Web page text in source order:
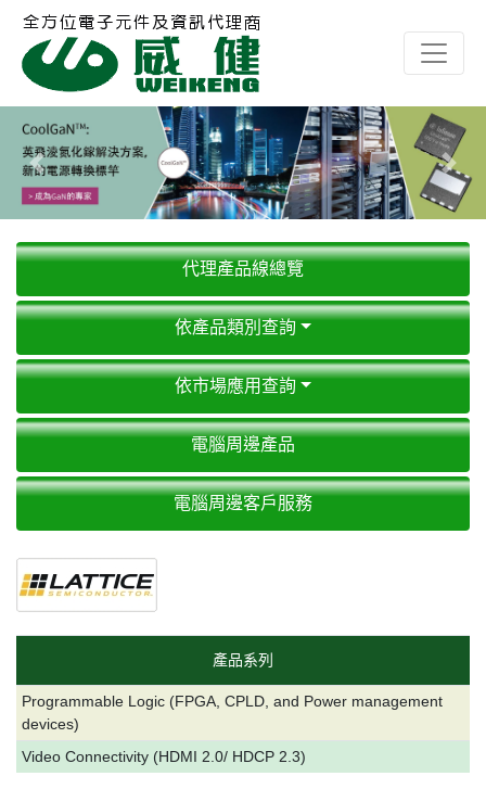
Previous Next
代理產品線總覽
依產品類別查詢
依市場應用查詢
電腦周邊產品
電腦周邊客戶服務
產品系列
Programmable Logic (FPGA, CPLD, and Power management
devices)
Video Connectivity (HDMI 2.0/ HDCP 2.3)